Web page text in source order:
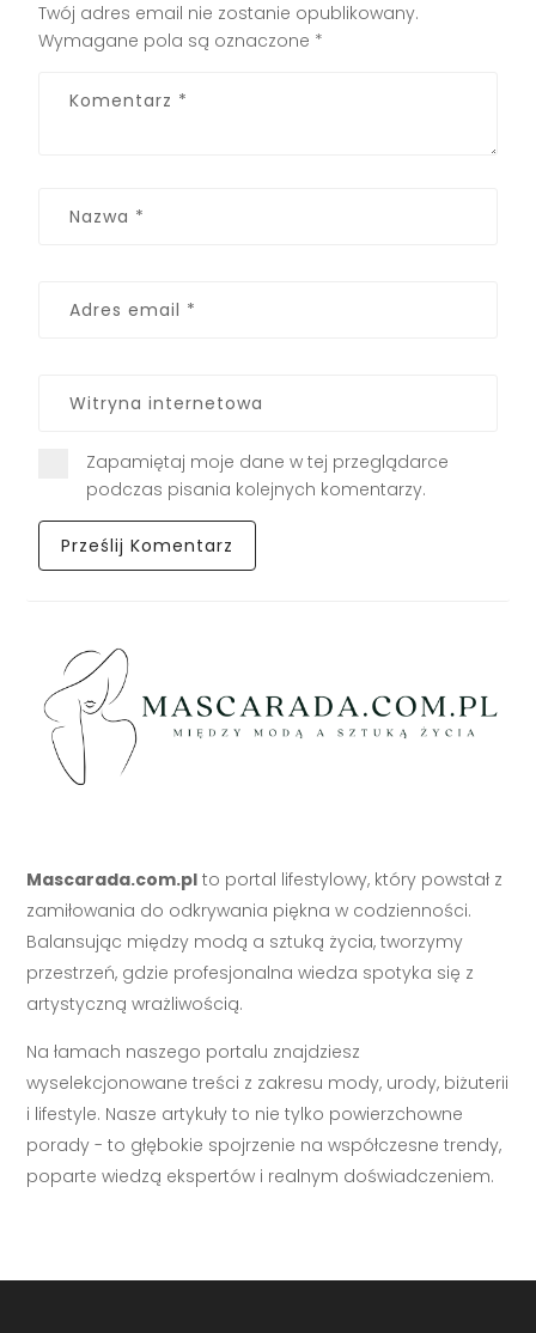
Twój adres email nie zostanie opublikowany.
Wymagane pola są oznaczone *
Zapamiętaj moje dane w tej przeglądarce
podczas pisania kolejnych komentarzy.
Mascarada.com.pl to portal lifestylowy, który powstał z
zamiłowania do odkrywania piękna w codzienności.
Balansując między modą a sztuką życia, tworzymy
przestrzeń, gdzie profesjonalna wiedza spotyka się z
artystyczną wrażliwością.
Na łamach naszego portalu znajdziesz
wyselekcjonowane treści z zakresu mody, urody, biżuterii
i lifestyle. Nasze artykuły to nie tylko powierzchowne
porady - to głębokie spojrzenie na współczesne trendy,
poparte wiedzą ekspertów i realnym doświadczeniem.